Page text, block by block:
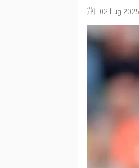
02 Lug 2025